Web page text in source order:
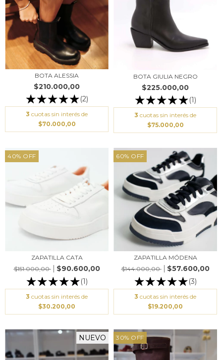
BOTA ALESSIA
$210.000,00
(2)
3 cuotas sin interés de
$70.000,00
BOTA GIULIA NEGRO
$225.000,00
(1)
3 cuotas sin interés de
$75.000,00
40% OFF
ZAPATILLA CATA
$151.000,00
$90.600,00
(1)
3 cuotas sin interés de
$30.200,00
60% OFF
ZAPATILLA MÓDENA
$144.000,00
$57.600,00
(3)
3 cuotas sin interés de
$19.200,00
NUEVO 30% OFF